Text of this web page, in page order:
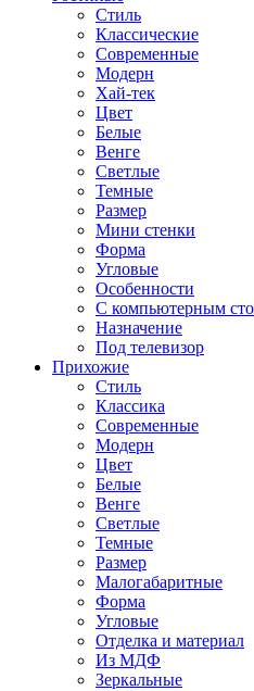
Стиль
Классические
Современные
Модерн
Хай-тек
Цвет
Белые
Венге
Светлые
Темные
Размер
Мини стенки
Форма
Угловые
Особенности
С компьютерным
Назначение
Под телевизор
Прихожие
Стиль
Классика
Современные
Модерн
Цвет
Белые
Венге
Светлые
Темные
Размер
Малогабаритные
Форма
Угловые
Отделка и материал
Из МДФ
Зеркальные